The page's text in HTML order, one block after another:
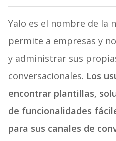
Yalo es el nombre de la
permite a empresas y
y administrar sus
conversacionales. Los
encontrar plantillas,
de funcionalidades
para sus canales de